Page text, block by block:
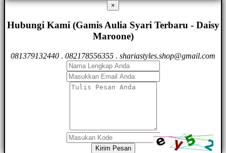
×
Hubungi Kami (Gamis Aulia Syari Terbaru - Daisy
Maroone)
081379132440 . 082178556355 . shariastyles.shop@gmail.com
Kirim Pesan